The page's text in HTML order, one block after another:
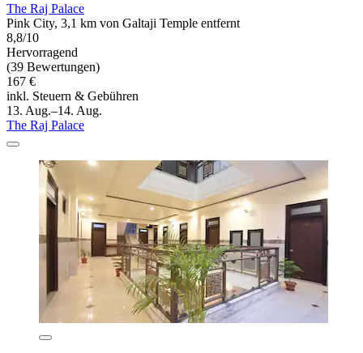
The Raj Palace
Pink City, 3,1 km von Galtaji Temple entfernt
8,8/10
Hervorragend
(39 Bewertungen)
167 €
inkl. Steuern & Gebühren
13. Aug.–14. Aug.
The Raj Palace